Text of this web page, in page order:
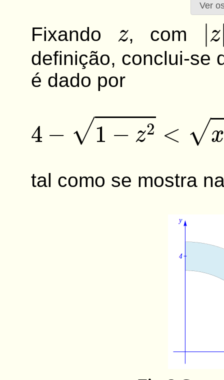
Ver
Fixando , com
|z
definição, conclui-se
é dado por
−1−z2< y
tal como se mostra